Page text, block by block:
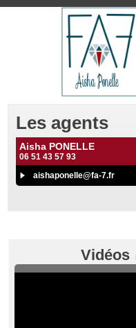
Les agents
Aisha PONELLE
06 51 43 57 93
aishaponelle@fa-7.fr
Vidéos